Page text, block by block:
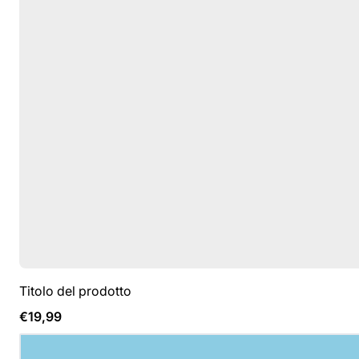
Titolo del prodotto
Prezzo
normale
€19,99